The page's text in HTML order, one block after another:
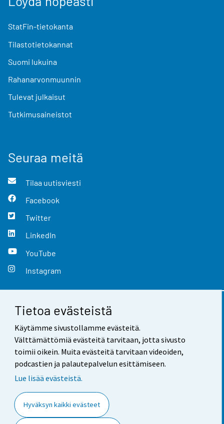
Tietoa evästeistä
Käytämme sivustollamme evästeitä.
Välttämättömiä evästeitä tarvitaan, jotta sivusto
toimii oikein. Muita evästeitä tarvitaan videoiden,
podcastien ja palautepalvelun esittämiseen.
Lue lisää evästeistä.
Hyväksyn kaikki evästeet
StatFin-tietokanta
Tilastotietokannat
Suomi lukuina
Rahanarvonmuunnin
Tulevat julkaisut
Tutkimusaineistot
Seuraa meitä
Tilaa uutisviesti
Facebook
Twitter
LinkedIn
YouTube
Instagram
Yhteystiedot
Palaute
Käyttöehdot
Saavutettavuus
Tietoa sivustosta